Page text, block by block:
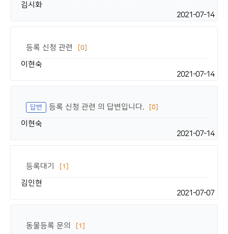
김시화
2021-07-14
등록 신청 관련 [0]
이현숙
2021-07-14
답변 등록 신청 관련 의 답변입니다. [0]
이현숙
2021-07-14
등록대기 [1]
김인현
2021-07-07
동물등록 문의 [1]